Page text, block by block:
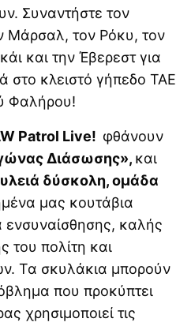
Συναντήστε τον
Μάρσαλ, τον Ρόκυ, τον
και την Έβερεστ για
κλειστό γήπεδο ΤΑΕ
Φαλήρου!
Patrol Live! φθάνουν
Διάσωσης», και
δύσκολη, ομάδα
μας κουτάβια
καλής
του πολίτη και
Τα σκυλάκια μπορούν
που προκύπτει
χρησιμοποιεί τις